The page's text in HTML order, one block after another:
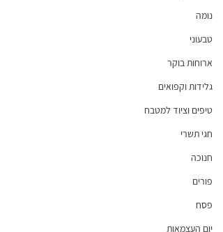
נומה
טבעוני
ארוחות בוקר
גלידות וקפואים
טיפים וציוד למטבח
חגי תשרי
חנוכה
פורים
פסח
יום העצמאות